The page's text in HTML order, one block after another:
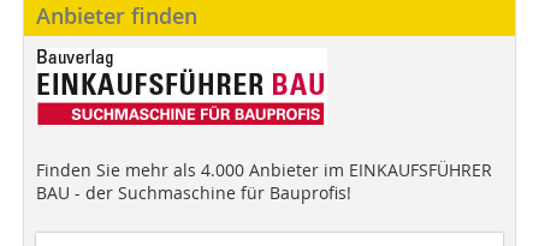
Anbieter finden
Finden Sie mehr als 4.000 Anbieter im EINKAUFSFÜHRER
BAU - der Suchmaschine für Bauprofis!